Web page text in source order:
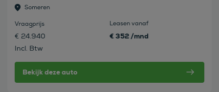
Someren
Vraagprijs
€ 24.940
Incl. Btw
Leasen vanaf
€ 352 /mnd
Bekijk deze auto